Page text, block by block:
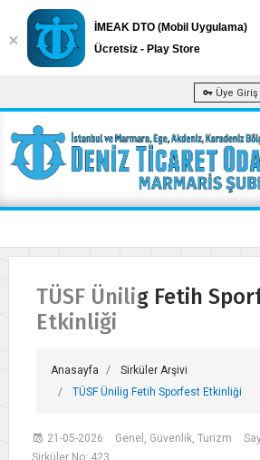
Üye Giriş
TÜSF Ünilig Fetih
Etkinliği
Anasayfa
Sirküler Arşivi
TÜSF Ünilig Fetih Sporfest Etkinliği
21-05-2026 Genel, Güvenlik, Turizm
Sirküler No: 423
İMEAK DTO (Mobil Uygulama)
Ücretsiz - Play Store